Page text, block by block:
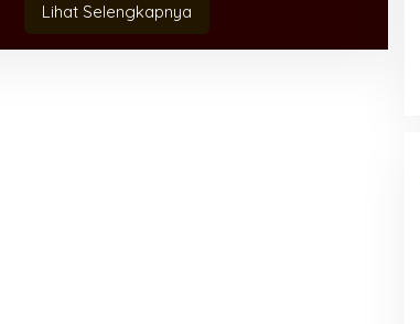
Lihat Selengkapnya